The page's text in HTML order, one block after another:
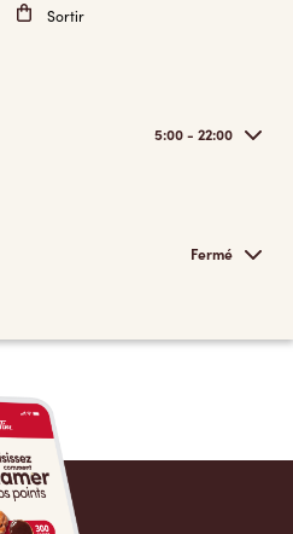
Sortir
5:00 - 22:00
Fermé